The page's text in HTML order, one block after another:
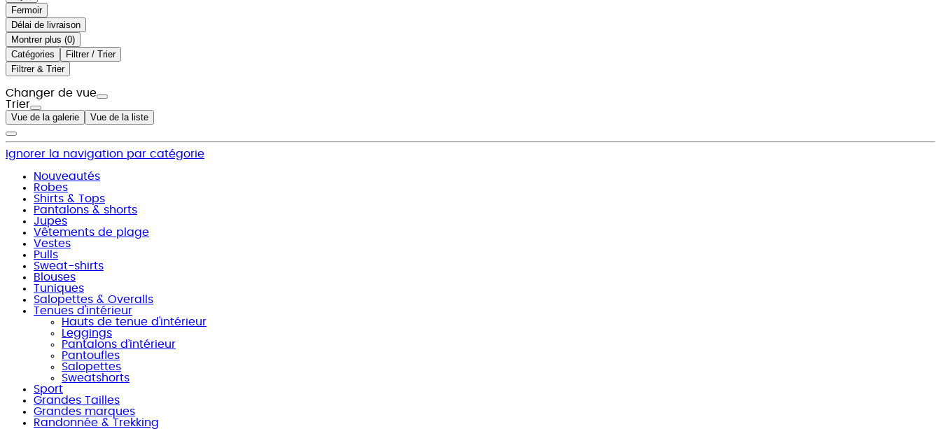
Fermoir
Délai de livraison
Montrer plus ( )
Catégories
Filtrer / Trier
Filtrer & Trier
Changer de vue
Trier
Vue de la galerie Vue de la liste
Ignorer la navigation par catégorie
Nouveautés
Robes
Shirts & Tops
Pantalons & shorts
Jupes
Vêtements de plage
Vestes
Pulls
Sweat-shirts
Blouses
Tuniques
Salopettes & Overalls
Tenues d'intérieur
Hauts de tenue d'intérieur
Leggings
Pantalons d’intérieur
Pantoufles
Salopettes
Sweatshorts
Sport
Grandes Tailles
Grandes marques
Randonnée & Trekking